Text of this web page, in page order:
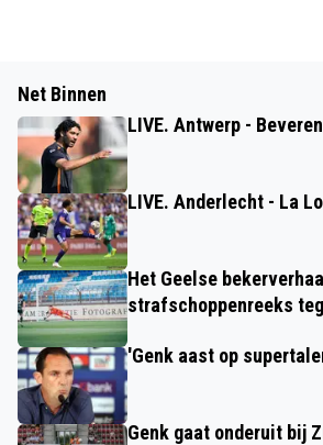
Net Binnen
LIVE. Antwerp - Beveren
LIVE. Anderlecht - La
Het Geelse
strafschoppenreeks
'Genk aast op
Genk gaat onderuit bij